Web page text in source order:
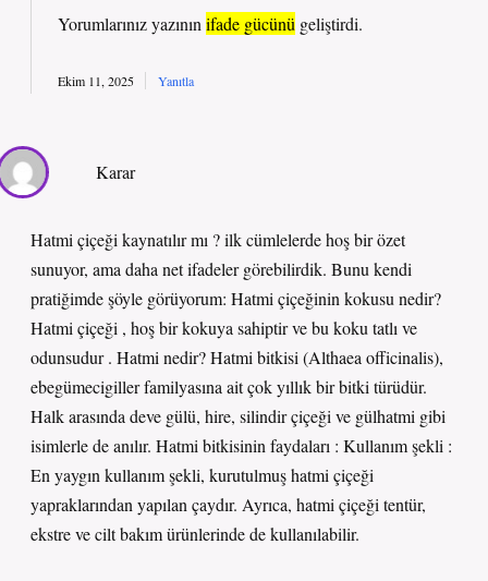
Yorumlarınız yazının ifade gücünü geliştirdi.
Ekim 11, 2025 Yanıtla
Karar
Hatmi çiçeği kaynatılır mı ? ilk cümlelerde hoş bir özet
sunuyor, ama daha net ifadeler görebilirdik. Bunu kendi
pratiğimde şöyle görüyorum: Hatmi çiçeğinin kokusu nedir?
Hatmi çiçeği , hoş bir kokuya sahiptir ve bu koku tatlı ve
odunsudur . Hatmi nedir? Hatmi bitkisi (Althaea officinalis),
ebegümecigiller familyasına ait çok yıllık bir bitki türüdür.
Halk arasında deve gülü, hire, silindir çiçeği ve gülhatmi gibi
isimlerle de anılır. Hatmi bitkisinin faydaları : Kullanım şekli :
En yaygın kullanım şekli, kurutulmuş hatmi çiçeği
yapraklarından yapılan çaydır. Ayrıca, hatmi çiçeği tentür,
ekstre ve cilt bakım ürünlerinde de kullanılabilir.